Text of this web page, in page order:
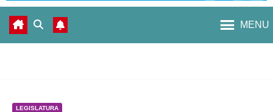
MENU
LEGISLATURA